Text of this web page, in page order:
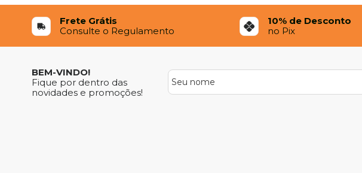
Frete Grátis
Consulte o Regulamento
10% de Desconto
no Pix
BEM-VINDO!
Fique por dentro das
novidades e promoções!